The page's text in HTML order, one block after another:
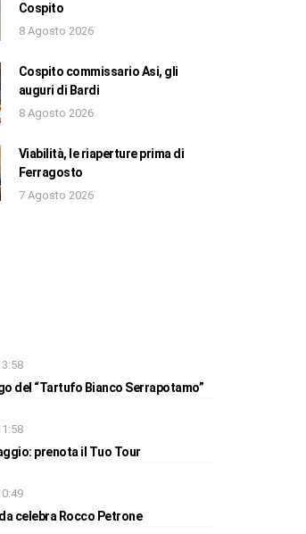
Cospito
8 Agosto 2026
Cospito commissario Asi, gli
auguri di Bardi
8 Agosto 2026
Viabilità, le riaperture prima di
Ferragosto
7 Agosto 2026
del “Tartufo Bianco Serrapotamo”
prenota il Tuo Tour
celebra Rocco Petrone